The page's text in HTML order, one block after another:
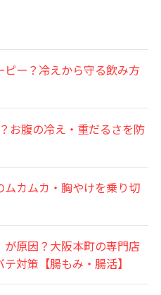
ー？冷えから守る飲み方
お腹の冷え・重だるさを防
カムカ・胸やけを乗り切
原因？大阪本町の専門店
対策【腸もみ・腸活】